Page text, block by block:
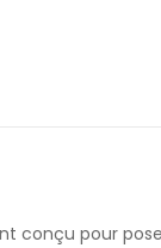
pour